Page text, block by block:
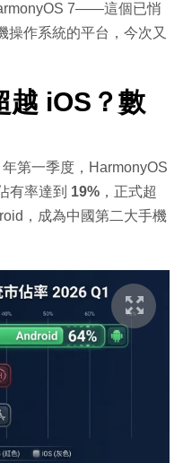
7——這個已悄
操作系統的平台，今次又
越 iOS？數
第一季度，HarmonyOS
有率達到 19% ，正式超
，成為中國第二大手機